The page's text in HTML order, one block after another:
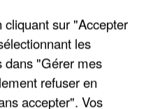
cliquant sur "Accepter
les
dans "Gérer mes
refuser en
accepter". Vos